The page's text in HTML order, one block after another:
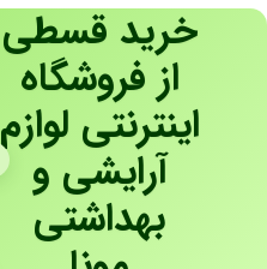
خرید قسطی
از فروشگاه
اینترنتی لوازم
آرایشی و
بهداشتی